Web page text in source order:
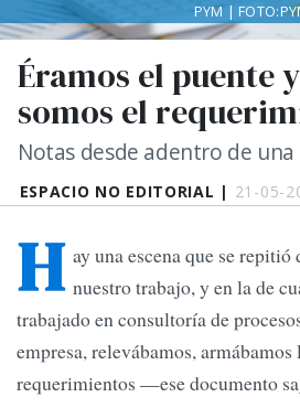
ESPACIO NO EDITORIAL | 21-05-
Éramos el puente
somos el
Notas desde adentro de una
PYM |
H ay una escena que se
nuestro trabajo, y en la de
trabajado en consultoría de
empresa, relevábamos, armábamos
requerimientos —ese documento